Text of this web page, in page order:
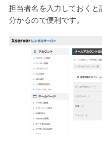
担当者名を入力しておくと
分かるので便利です。